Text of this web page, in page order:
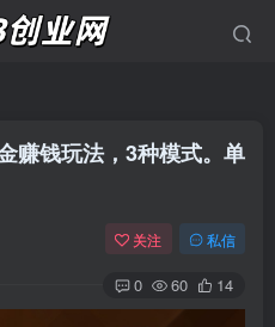
赚钱玩法，3种模式。单
关注 私信
0 60 14